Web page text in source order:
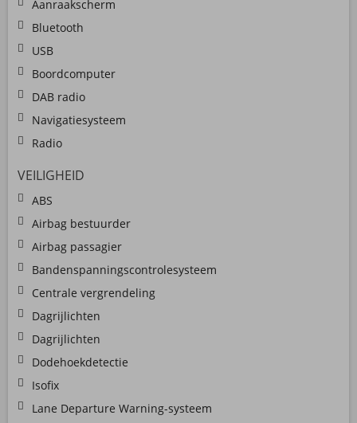
Aanraakscherm
Bluetooth
USB
Boordcomputer
DAB radio
Navigatiesysteem
Radio
VEILIGHEID
ABS
Airbag bestuurder
Airbag passagier
Bandenspanningscontrolesysteem
Centrale vergrendeling
Dagrijlichten
Dagrijlichten
Dodehoekdetectie
Isofix
Lane Departure Warning-systeem